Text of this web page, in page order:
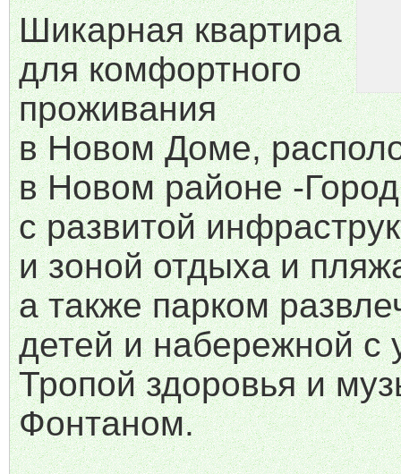
Шикарная квартира
для комфортного
проживания
в Новом Доме,
в Новом районе -
с развитой
и зоной отдыха и
а также парком
детей и набережной с
Тропой здоровья и
Фонтаном.